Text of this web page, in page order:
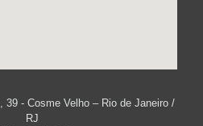
39 - Cosme Velho – Rio de Janeiro /
RJ